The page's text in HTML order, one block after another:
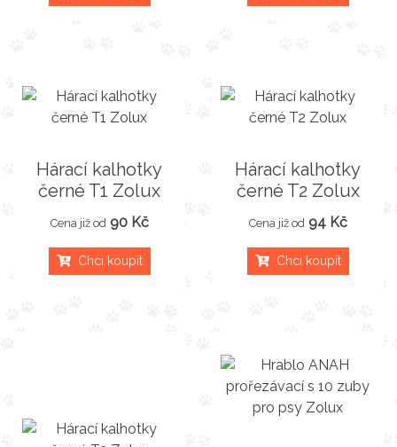
Hárací kalhotky
černé T1 Zolux
Cena již od 90 Kč
Chci koupit
Hárací kalhotky
černé T2 Zolux
Cena již od 94 Kč
Chci koupit